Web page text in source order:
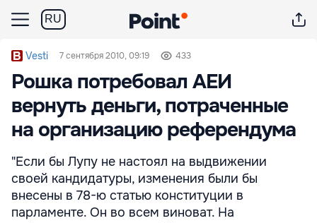
RU
Vesti 7 сентября 2010, 09:19 433
Рошка потребовал АЕИ
вернуть деньги, потраченные
на организацию референдума
"Если бы Лупу не настоял на выдвижении
своей кандидатуры, изменения были бы
внесены в 78-ю статью конституции в
парламенте. Он во всем виноват. На